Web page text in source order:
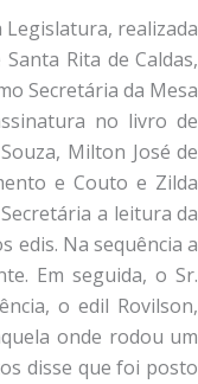
Legislatura, realizada
Rita de Caldas,
Secretária da Mesa
no livro de
Milton José de
e Couto e Zilda
a leitura da
edis. Na sequência a
Em seguida, o Sr.
o edil Rovilson,
onde rodou um
disse que foi posto